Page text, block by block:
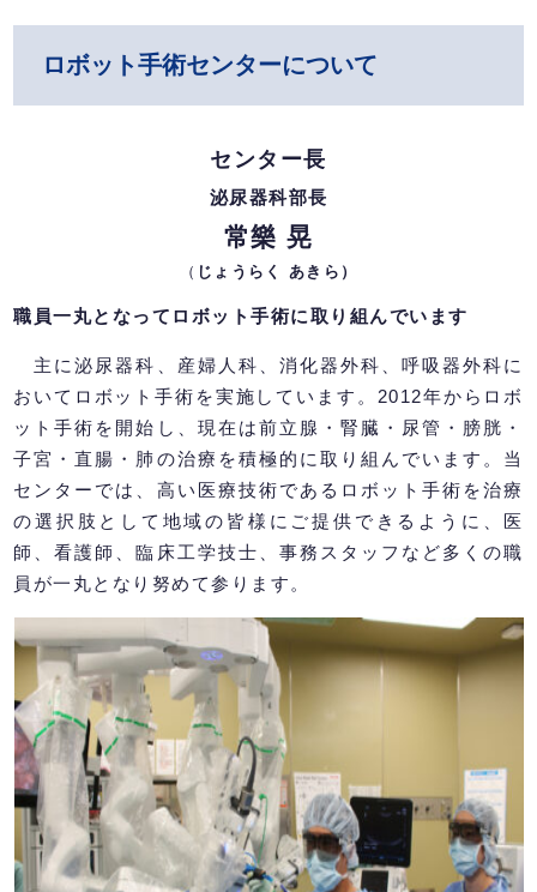
ロボット手術センターについて
センター長
泌尿器科部長
常樂 晃
（ じょうらく あきら）
職員一丸となってロボット手術に取り組んでいます
主に泌尿器科、産婦人科、消化器外科、呼吸器外科に
おいてロボット手術を実施しています。2012年からロボ
ット手術を開始し、現在は前立腺・腎臓・尿管・膀胱・
子宮・直腸・肺の治療を積極的に取り組んでいます。当
センターでは、高い医療技術であるロボット手術を治療
の選択肢として地域の皆様にご提供できるように、医
師、看護師、臨床工学技士、事務スタッフなど多くの職
員が一丸となり努めて参ります。